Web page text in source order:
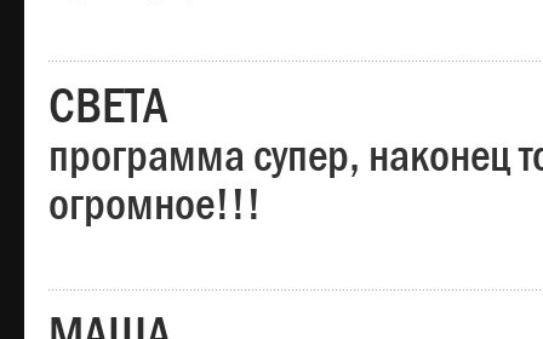
СВЕТА
программа супер, наконец
огромное!!!